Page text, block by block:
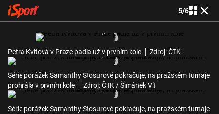
5/6
Petra Kvitová v Praze padla už v prvním kole Zdroj: ČTK
Série porážek Samanthy Stosurové pokračuje, na pražském turnaje
prohrála v prvním kole
Zdroj: ČTK / Šimánek Vít
Série porážek Samanthy Stosurové pokračuje, na pražském turnaje